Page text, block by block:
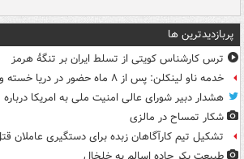
پربازدیدترین ها
ترس کارشناس کویتی از تسلط ایران بر تنگۀ هرمز
خدمه ناو لینکلن: پس از ۸ ماه حضور در دریا خسته و درمانده‌ شدیم
هشدار دبیر شورای عالی امنیت ملی به امریکا
شکار تمساح در مالزی
تشکیل تیم کارآگاهان زبده برای دستگیری عاملان